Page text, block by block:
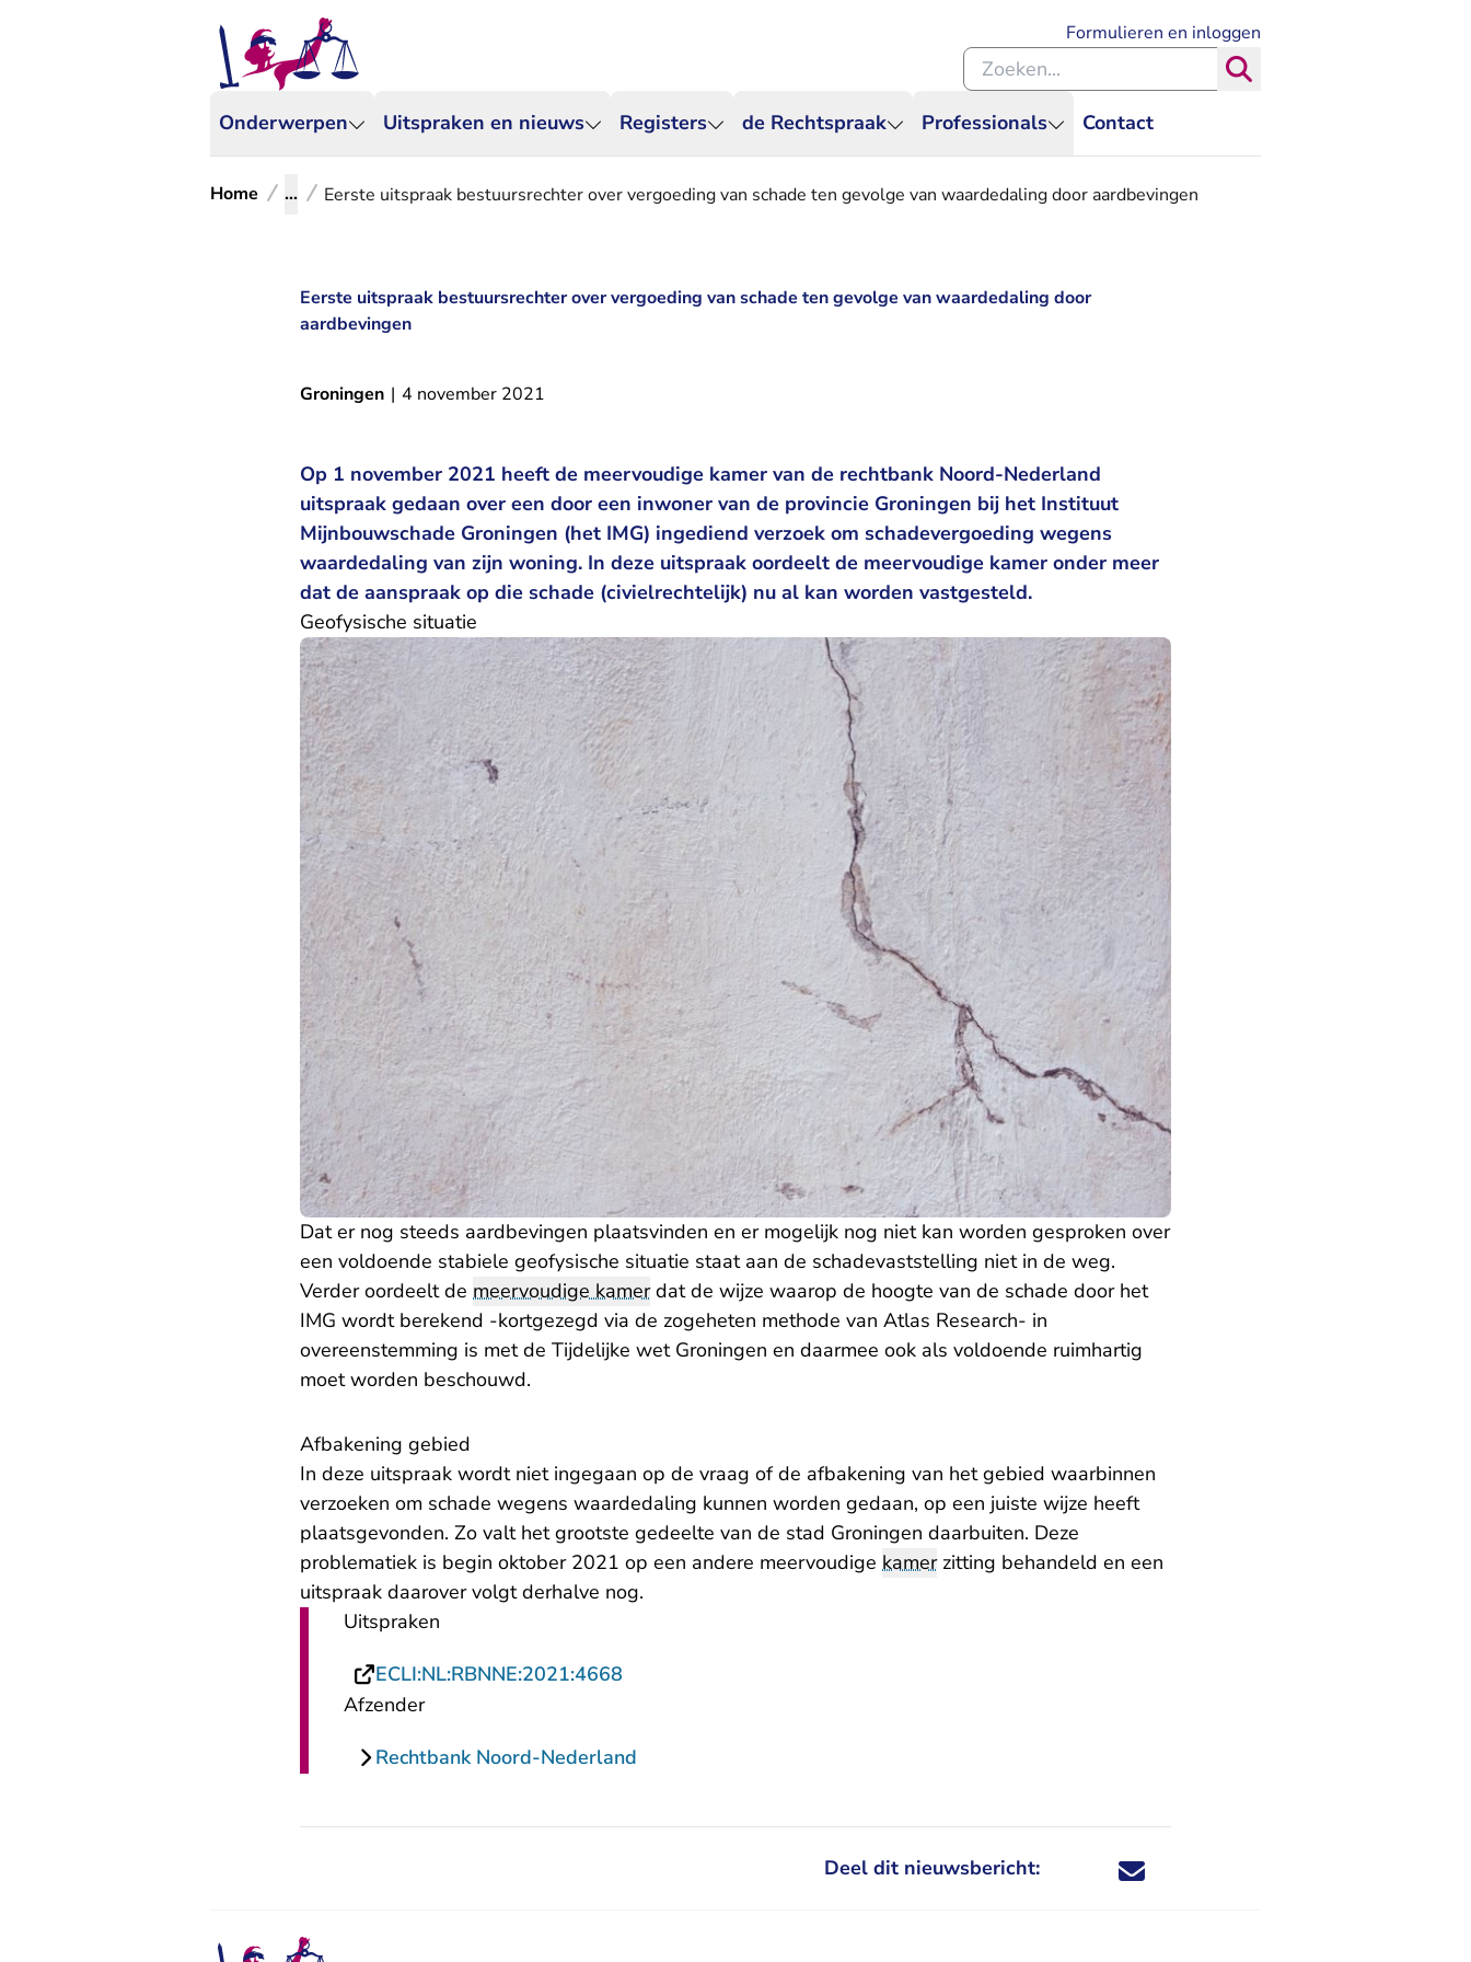
Onderwerpen Uitspraken en nieuws Registers de Rechtspraak Professionals Contact
Formulieren en inloggen
Zoeken binnen de Rechtspraak
Home ... Eerste uitspraak bestuursrechter over vergoeding van schade ten gevolge van waardedaling door aardbevingen
Eerste uitspraak bestuursrechter over vergoeding van schade ten gevolge van waardedaling door
aardbevingen
Groningen | 4 november 2021
Op 1 november 2021 heeft de meervoudige kamer van de rechtbank Noord-Nederland
uitspraak gedaan over een door een inwoner van de provincie Groningen bij het Instituut
Mijnbouwschade Groningen (het IMG) ingediend verzoek om schadevergoeding wegens
waardedaling van zijn woning. In deze uitspraak oordeelt de meervoudige kamer onder meer
dat de aanspraak op die schade (civielrechtelijk) nu al kan worden vastgesteld.
Geofysische situatie
Dat er nog steeds aardbevingen plaatsvinden en er mogelijk nog niet kan worden gesproken over
een voldoende stabiele geofysische situatie staat aan de schadevaststelling niet in de weg.
Verder oordeelt de meervoudige kamerdat de wijze waarop de hoogte van de schade door het
IMG wordt berekend -kortgezegd via de zogeheten methode van Atlas Research- in
overeenstemming is met de Tijdelijke wet Groningen en daarmee ook als voldoende ruimhartig
moet worden beschouwd.
Afbakening gebied
In deze uitspraak wordt niet ingegaan op de vraag of de afbakening van het gebied waarbinnen
verzoeken om schade wegens waardedaling kunnen worden gedaan, op een juiste wijze heeft
plaatsgevonden. Zo valt het grootste gedeelte van de stad Groningen daarbuiten. Deze
problematiek is begin oktober 2021 op een andere meervoudige kamerzitting behandeld en een
uitspraak daarover volgt derhalve nog.
Uitspraken
ECLI:NL:RBNNE:2021:4668
Afzender
Rechtbank Noord-Nederland
Deel dit nieuwsbericht: Deel dit nieuwsbericht via X - U verlaat
Deel dit nieuwsbericht via Facebook - U
Deel dit nieuwsbericht via e-mail
Deel dit nieuwsbericht via LinkedIn - U